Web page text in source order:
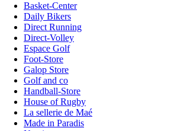
Basket-Center
Daily Bikers
Direct Running
Direct-Volley
Espace Golf
Foot-Store
Galop Store
Golf and co
Handball-Store
House of Rugby
La sellerie de Maé
Made in Paradis